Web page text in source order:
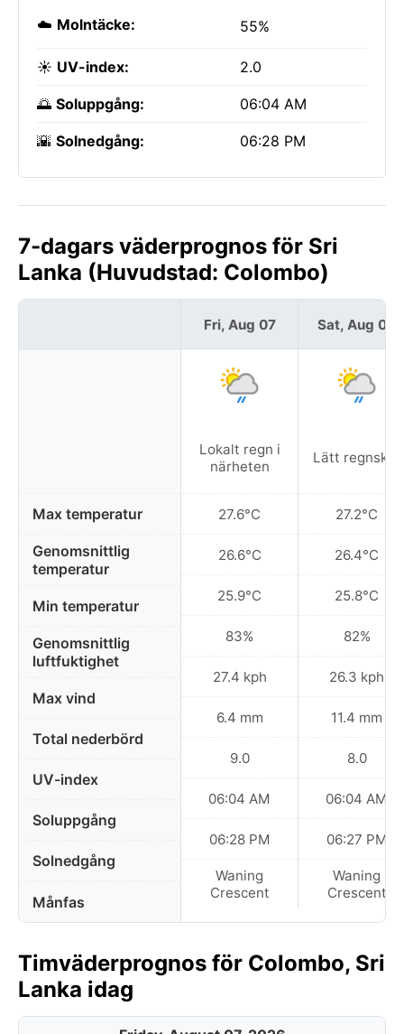
☁️ Molntäcke: 55%
☀️ UV-index: 2.0
🌅 Soluppgång: 06:04 AM
🌇 Solnedgång: 06:28 PM
7-dagars väderprognos för Sri
Lanka (Huvudstad: Colombo)
Max temperatur
Genomsnittlig
temperatur
Min temperatur
Genomsnittlig
luftfuktighet
Max vind
Total nederbörd
UV-index
Soluppgång
Solnedgång
Månfas
Fri, Aug 07
Lokalt regn i
närheten
27.6°C
26.6°C
25.9°C
83%
27.4 kph
6.4 mm
9.0
06:04 AM
06:28 PM
Waning
Crescent
Sat, Aug 08
Lätt regnskur
27.2°C
26.4°C
25.8°C
82%
26.3 kph
11.4 mm
8.0
06:04 AM
06:27 PM
Waning
Crescent
Timväderprognos för Colombo, Sri
Lanka idag